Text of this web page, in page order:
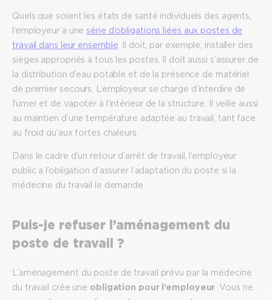
Quels que soient les états de santé individuels des agents,
l’employeur a unesérie d’obligations liées aux postes de
travail dans leur ensemble . Il doit, par exemple, installer des
sièges appropriés à tous les postes. Il doit aussi s’assurer de
la distribution d’eau potable et de la présence de matériel
de premier secours. L’employeur se charge d’interdire de
fumer et de vapoter à l’intérieur de la structure. Il veille aussi
au maintien d’une température adaptée au travail, tant face
au froid qu’aux fortes chaleurs.
Dans le cadre d’un retour d’arrêt de travail, l’employeur
public a l’obligation d’assurer l’adaptation du poste si la
médecine du travail le demande.
Puis-je refuser l’aménagement du
poste de travail ?
L’aménagement du poste de travail prévu par la médecine
du travail crée une obligation pour l’employeur . Vous ne